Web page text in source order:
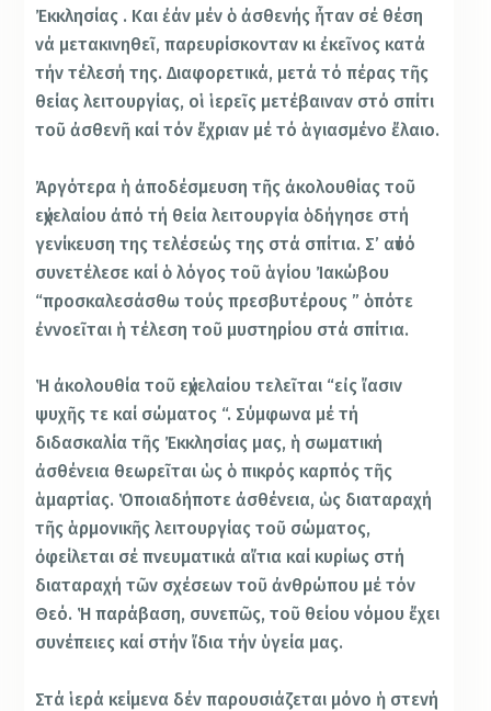
Ἐκκλησίας . Και ἐάν μέν ὁ ἀσθενής ἦταν σέ θέση
νά μετακινηθεῖ, παρευρίσκονταν κι ἐκεῖνος κατά
τήν τέλεσή της. Διαφορετικά, μετά τό πέρας τῆς
θείας λειτουργίας, οἱ ἱερεῖς μετέβαιναν στό σπίτι
τοῦ ἀσθενῆ καί τόν ἔχριαν μέ τό ἁγιασμένο ἔλαιο.
Ἀργότερα ἡ ἀποδέσμευση τῆς ἀκολουθίας τοῦ
εὐχελαίου ἀπό τή θεία λειτουργία ὁδήγησε στή
γενίκευση της τελέσεώς της στά σπίτια. Σ’ αὐτό
συνετέλεσε καί ὁ λόγος τοῦ ἁγίου Ἰακώβου
“προσκαλεσάσθω τούς πρεσβυτέρους ” ὁπότε
ἐννοεῖται ἡ τέλεση τοῦ μυστηρίου στά σπίτια.
Ἡ ἀκολουθία τοῦ εὐχελαίου τελεῖται “εἰς ἴασιν
ψυχῆς τε καί σώματος “. Σύμφωνα μέ τή
διδασκαλία τῆς Ἐκκλησίας μας, ἡ σωματική
ἀσθένεια θεωρεῖται ὡς ὁ πικρός καρπός τῆς
ἁμαρτίας. Ὁποιαδήποτε ἀσθένεια, ὡς διαταραχή
τῆς ἁρμονικῆς λειτουργίας τοῦ σώματος,
ὀφείλεται σέ πνευματικά αἴτια καί κυρίως στή
διαταραχή τῶν σχέσεων τοῦ ἀνθρώπου μέ τόν
Θεό. Ἡ παράβαση, συνεπῶς, τοῦ θείου νόμου ἔχει
συνέπειες καί στήν ἴδια τήν ὑγεία μας.
Στά ἱερά κείμενα δέν παρουσιάζεται μόνο ἡ στενή